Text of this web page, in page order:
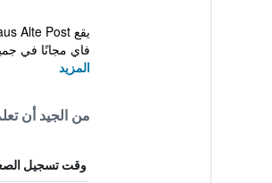
فاي مجانًا في
المزيد
من الجيد أن
وقت تسجيل